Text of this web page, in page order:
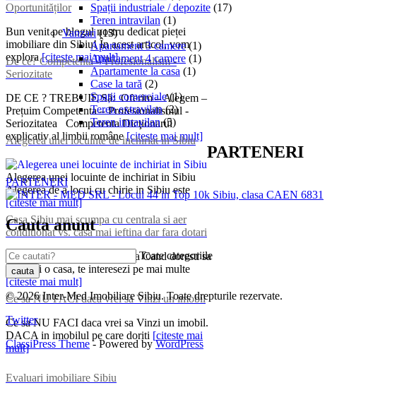
Oportunităților
Bun venit pe blogul nostru dedicat pieței
imobiliare din Sibiu! În acest articol, vom
explora[citeste mai mult]
De ce? Competenta – Profesionalism -
Seriozitate
DE CE ? TREBUIE Să: Oferim – Alegem –
Prețuim Competenta – Profesionalismul -
Seriozitatea Competenta Dicţionarul
explicativ al limbii române[citeste mai mult]
Alegerea unei locuinte de inchiriat in Sibiu
Alegerea unei locuinte de inchiriat in Sibiu
Alegerea de a locui cu chirie in Sibiu este
[citeste mai mult]
Casa Sibiu mai scumpa cu centrala si aer
conditionat vs. casa mai ieftina dar fara dotari
Casa Sibiu cu centrala termica Cand doresti sa
cumperi o casa, te interesezi pe mai multe
[citeste mai mult]
Ce sa NU FACI daca vrei sa Vinzi un imobil
Ce sa NU FACI daca vrei sa Vinzi un imobil.
DACA in imobilul pe care doriti [citeste mai
mult]
Evaluari imobiliare Sibiu
Spații industriale / depozite (17)
Teren intravilan (1)
Vanzari (13)
Apartament 3 camere (1)
Apartament 4 camere (1)
Apartamente la casa (1)
Case la tară (2)
Spații comerciale (1)
Teren extravilan (2)
Teren intravilan (5)
PARTENERI
PARTENERI
Cauta anunt
Toate categoriile
© 2026 Inter-Med Imobiliare Sibiu. Toate drepturile rezervate.
Twitter
ClassiPress Theme- Powered byWordPress